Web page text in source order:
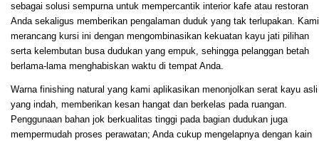
sebagai solusi sempurna untuk mempercantik interior kafe atau restoran
Anda sekaligus memberikan pengalaman duduk yang tak terlupakan. Kami
merancang kursi ini dengan mengombinasikan kekuatan kayu jati pilihan
serta kelembutan busa dudukan yang empuk, sehingga pelanggan betah
berlama-lama menghabiskan waktu di tempat Anda.
Warna finishing natural yang kami aplikasikan menonjolkan serat kayu asli
yang indah, memberikan kesan hangat dan berkelas pada ruangan.
Penggunaan bahan jok berkualitas tinggi pada bagian dudukan juga
mempermudah proses perawatan; Anda cukup mengelapnya dengan kain